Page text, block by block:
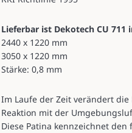
Lieferbar ist Dekotech CU
2440 x 1220 mm
3050 x 1220 mm
Stärke: 0,8 mm
Im Laufe der Zeit verändert
Reaktion mit der
Diese Patina kennzeichnet